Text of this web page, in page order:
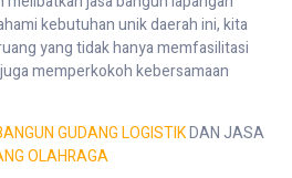
kebutuhan unik daerah ini, kita
yang tidak hanya memfasilitasi
memperkokoh kebersamaan
GUDANG LOGISTIKDAN JASA
OLAHRAGA